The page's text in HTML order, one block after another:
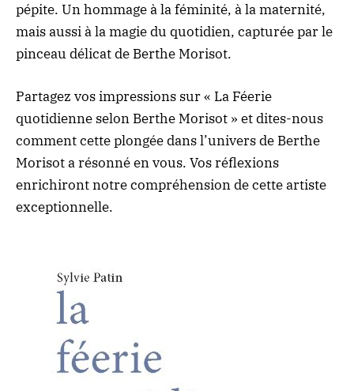
pépite. Un hommage à la féminité, à la maternité,
mais aussi à la magie du quotidien, capturée par le
pinceau délicat de Berthe Morisot.
Partagez vos impressions sur « La Féerie
quotidienne selon Berthe Morisot » et dites-nous
comment cette plongée dans l’univers de Berthe
Morisot a résonné en vous. Vos réflexions
enrichiront notre compréhension de cette artiste
exceptionnelle.